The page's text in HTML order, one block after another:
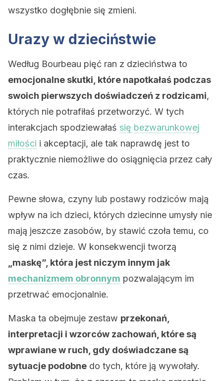
wszystko dogłębnie się zmieni.
Urazy w dzieciństwie
Według Bourbeau pięć ran z dzieciństwa to
emocjonalne skutki, które napotkałaś podczas
swoich pierwszych doświadczeń z rodzicami,
których nie potrafiłaś przetworzyć. W tych
interakcjach spodziewałaś się bezwarunkowej
miłości i akceptacji, ale tak naprawdę jest to
praktycznie niemożliwe do osiągnięcia przez cały
czas.
Pewne słowa, czyny lub postawy rodziców mają
wpływ na ich dzieci, których dziecinne umysły nie
mają jeszcze zasobów, by stawić czoła temu, co
się z nimi dzieje. W konsekwencji tworzą
„maskę”, która jest niczym innym jak
mechanizmem obronnym pozwalającym im
przetrwać emocjonalnie.
Maska ta obejmuje zestaw przekonań,
interpretacji i wzorców zachowań, które są
wprawiane w ruch, gdy doświadczane są
sytuacje podobne do tych, które ją wywołały.